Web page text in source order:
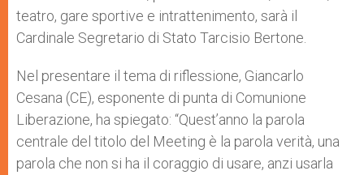
teatro, gare sportive e intrattenimento, sarà il
Cardinale Segretario di Stato Tarcisio Bertone.
Nel presentare il tema di riflessione, Giancarlo
Cesana (CE), esponente di punta di Comunione
Liberazione, ha spiegato: “Quest’anno la parola
centrale del titolo del Meeting è la parola verità, una
parola che non si ha il coraggio di usare, anzi usarla